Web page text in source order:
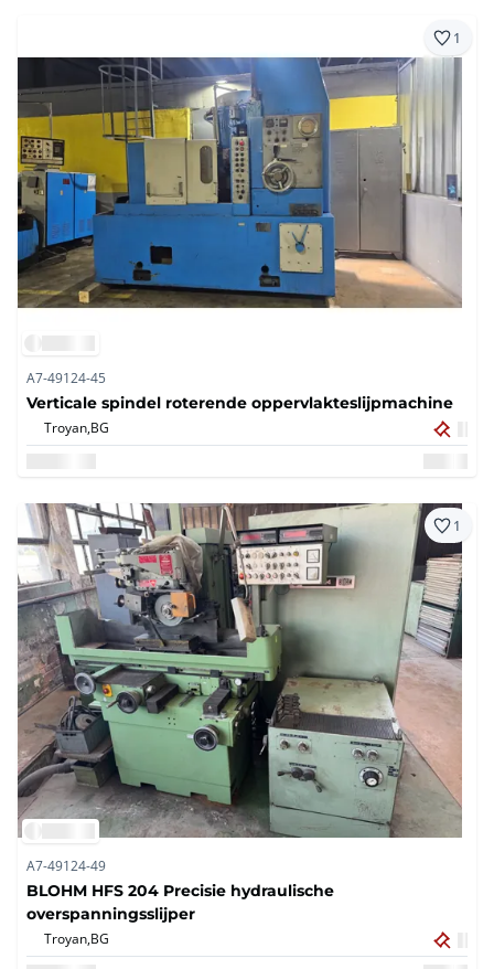
1
A7-49124-45
Verticale spindel roterende oppervlakteslijpmachine
Troyan,BG
1
A7-49124-49
BLOHM HFS 204 Precisie hydraulische
overspanningsslijper
Troyan,BG